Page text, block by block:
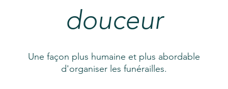
douceur
Une façon plus humaine et plus abordable
d'organiser les funérailles.